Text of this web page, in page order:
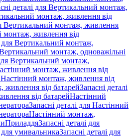
деталі для Вертикальний монтаж,
монтаж, живлення від
Вертикальний монтаж, живлення
монтаж, живлення від
для Вертикальний монтаж,
монтаж, одноважільні
Вертикальний монтаж,
монтаж, живлення від
Настінний монтаж, живлення від
живлення від батарейЗапасні деталі
від батарейНастінний
Запасні деталі для Настінний
Настінний монтаж,
ПриладдяЗапасні деталі для
умивальникаЗапасні деталі для